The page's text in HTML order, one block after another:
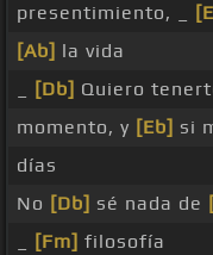
presentimiento, _
[Ab] la vida
[Db] Quiero
momento, y [Eb] si
días
No [Db] sé nada de
[Fm] filosofía